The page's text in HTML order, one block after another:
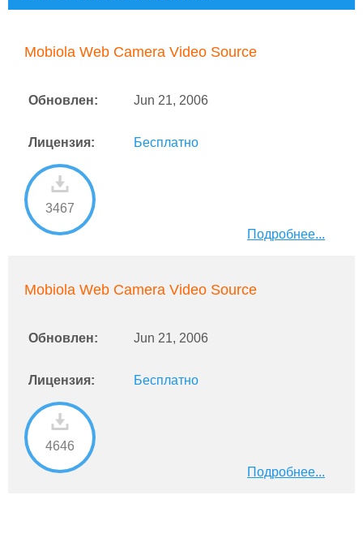
Mobiola Web Camera Video Source
Обновлен: Jun 21, 2006
Лицензия: Бесплатно
3467
Подробнее...
Mobiola Web Camera Video Source
Обновлен: Jun 21, 2006
Лицензия: Бесплатно
4646
Подробнее...